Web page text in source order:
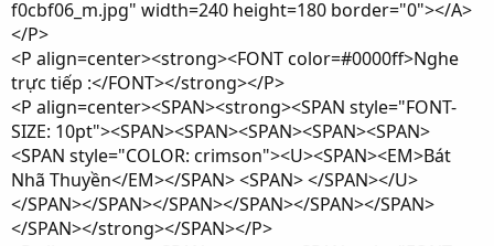
f0cbf06_m.jpg" width=240 height=180 border="0"></A>
</P>
<P align=center><strong><FONT color=#0000ff>Nghe
trực tiếp :</FONT></strong></P>
<P align=center><SPAN><strong><SPAN style="FONT-
SIZE: 10pt"><SPAN><SPAN><SPAN><SPAN><SPAN>
<SPAN style="COLOR: crimson"><U><SPAN><EM>Bát
Nhã Thuyền</EM></SPAN> <SPAN> </SPAN></U>
</SPAN></SPAN></SPAN></SPAN></SPAN></SPAN>
</SPAN></strong></SPAN></P>